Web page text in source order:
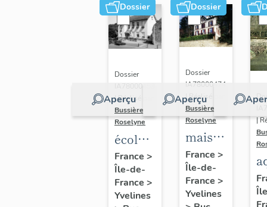
Dossier
Aperçu
Dossier
| Réalisé par
Bussière
Roselyne
école
primaire
de
filles,
France >
Île-de-
France >
Yvelines
Dossier
Aperçu
Dossier
IA78000474
| Réalisé par
Bussière
Roselyne
maison
dite
villa
Saint
Marie
France >
Île-de-
France >
Yvelines
|